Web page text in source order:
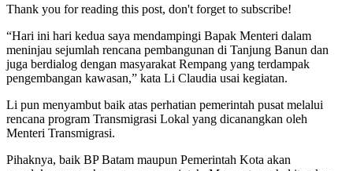
Thank you for reading this post, don't forget to subscribe!
“Hari ini hari kedua saya mendampingi Bapak Menteri dalam
meninjau sejumlah rencana pembangunan di Tanjung Banun dan
juga berdialog dengan masyarakat Rempang yang terdampak
pengembangan kawasan,” kata Li Claudia usai kegiatan.
Li pun menyambut baik atas perhatian pemerintah pusat melalui
rencana program Transmigrasi Lokal yang dicanangkan oleh
Menteri Transmigrasi.
Pihaknya, baik BP Batam maupun Pemerintah Kota akan